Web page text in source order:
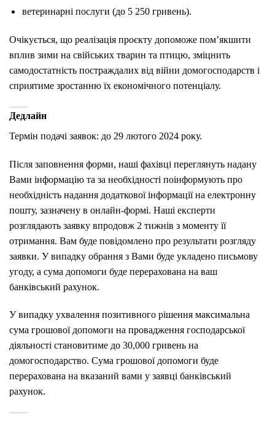
ветеринарні послуги (до 5 250 гривень).
Очікується, що реалізація проєкту допоможе пом’якшити
вплив зими на свійських тварин та птицю, зміцнить
самодостатність постраждалих від війни домогосподарств і
сприятиме зростанню їх економічного потенціалу.
Дедлайн
Термін подачі заявок: до 29 лютого 2024 року.
Після заповнення форми, наші фахівці переглянуть надану
Вами інформацію та за необхідності поінформують про
необхідність надання додаткової інформації на електронну
пошту, зазначену в онлайн-формі. Наші експерти
розглядають заявку впродовж 2 тижнів з моменту її
отримання. Вам буде повідомлено про результати розгляду
заявки. У випадку обрання з Вами буде укладено письмову
угоду, а сума допомоги буде перерахована на ваш
банківський рахунок.
У випадку ухвалення позитивного рішення максимальна
сума грошової допомоги на провадження господарської
діяльності становитиме до 30,000 гривень на
домогосподарство. Сума грошової допомоги буде
перерахована на вказаний вами у заявці банківський
рахунок.